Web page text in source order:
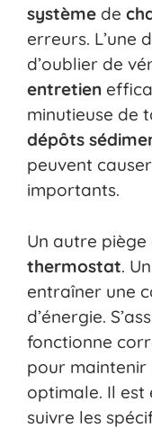
système de
erreurs. L’une
d’oublier de
entretien
minutieuse de
dépôts
peuvent
importants.
Un autre
thermostat. Un
entraîner une
d’énergie.
fonctionne
pour maintenir
optimale. Il
suivre les